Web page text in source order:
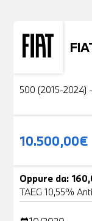
Usato
500 (2015-2024)
10.500,00€
Oppure da:
TAEG 10,55%